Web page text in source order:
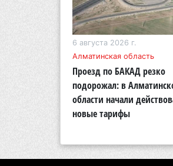
6 августа 2026 г.
Алматинская область
Проезд по БАКАД резко
подорожал: в
области начали
новые тарифы